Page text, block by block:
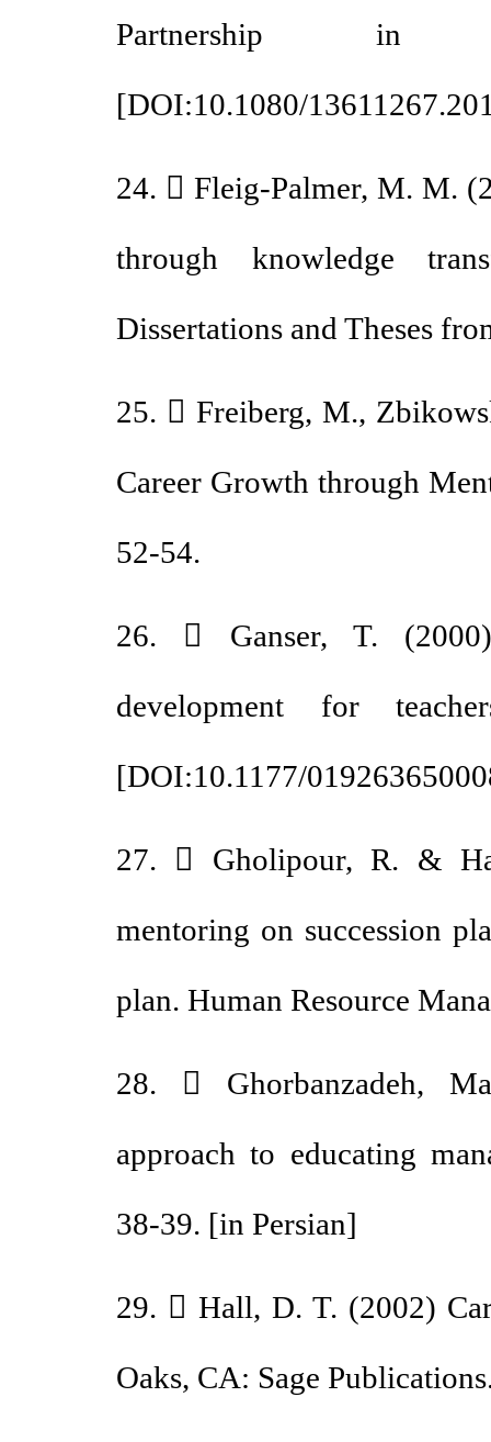
Partnership in
[DOI:10.1080/
24.  Fleig-Palmer, M.
through knowledge
Dissertations and Theses
25.  Freiberg, M.,
Career Growth through
52-54.
26.  Ganser, T.
development for
[DOI:10.1177/
27.  Gholipour, R. &
mentoring on
plan. Human Resource
28.  Ghorbanzadeh,
approach to educating
38-39. [in Persian]
29.  Hall, D. T. (2002)
Oaks, CA: Sage